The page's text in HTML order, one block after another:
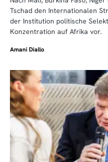
Tschad den Internationalen
der Institution politische
Konzentration auf Afrika vor.
Amani Diallo